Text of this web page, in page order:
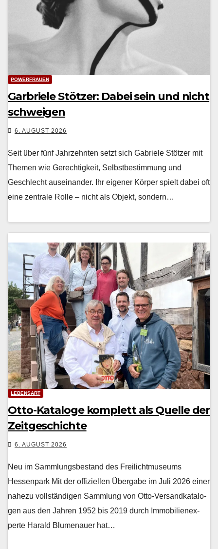
POWERFRAUEN
Garbriele Stötzer: Dabei sein und nicht
schweigen
6. AUGUST 2026
Seit über fünf Jahrzehn­ten set­zt sich Gabriele Stötzer mit
The­men wie Gerechtigkeit, Selb­st­bes­tim­mung und
Geschlecht auseinan­der. Ihr eigen­er Kör­p­er spielt dabei oft
eine zen­trale Rolle – nicht als Objekt, son­dern…
LEBENSART
Otto-Kataloge komplett als Quelle der
Zeitgeschichte
6. AUGUST 2026
Neu im Sammlungsbestand des Freilichtmuseums
Hessenpark Mit der offiziellen Über­gabe im Juli 2026 ein­er
nahezu voll­ständi­gen Samm­lung von Otto-Ver­sand­kat­a­lo­
gen aus den Jahren 1952 bis 2019 durch Immo­bilienex­
perte Har­ald Blu­me­nauer hat…